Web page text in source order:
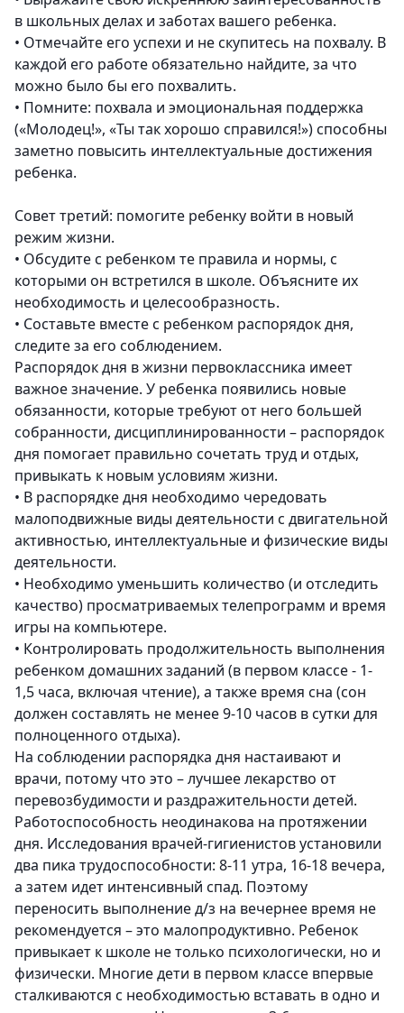
в школьных делах и заботах вашего ребенка.
• Отмечайте его успехи и не скупитесь на похвалу. В
каждой его работе обязательно найдите, за что
можно было бы его похвалить.
• Помните: похвала и эмоциональная поддержка
(«Молодец!», «Ты так хорошо справился!») способны
заметно повысить интеллектуальные достижения
ребенка.
Совет третий: помогите ребенку войти в новый
режим жизни.
• Обсудите с ребенком те правила и нормы, с
которыми он встретился в школе. Объясните их
необходимость и целесообразность.
• Составьте вместе с ребенком распорядок дня,
следите за его соблюдением.
Распорядок дня в жизни первоклассника имеет
важное значение. У ребенка появились новые
обязанности, которые требуют от него большей
собранности, дисциплинированности – распорядок
дня помогает правильно сочетать труд и отдых,
привыкать к новым условиям жизни.
• В распорядке дня необходимо чередовать
малоподвижные виды деятельности с двигательной
активностью, интеллектуальные и физические виды
деятельности.
• Необходимо уменьшить количество (и отследить
качество) просматриваемых телепрограмм и время
игры на компьютере.
• Контролировать продолжительность выполнения
ребенком домашних заданий (в первом классе - 1-
1,5 часа, включая чтение), а также время сна (сон
должен составлять не менее 9-10 часов в сутки для
полноценного отдыха).
На соблюдении распорядка дня настаивают и
врачи, потому что это – лучшее лекарство от
перевозбудимости и раздражительности детей.
Работоспособность неодинакова на протяжении
дня. Исследования врачей-гигиенистов установили
два пика трудоспособности: 8-11 утра, 16-18 вечера,
а затем идет интенсивный спад. Поэтому
переносить выполнение д/з на вечернее время не
рекомендуется – это малопродуктивно. Ребенок
привыкает к школе не только психологически, но и
физически. Многие дети в первом классе впервые
сталкиваются с необходимостью вставать в одно и